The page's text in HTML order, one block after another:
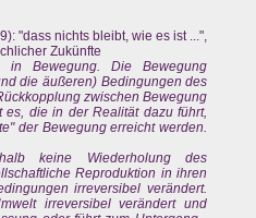
"dass nichts bleibt, wie es ist ...",
Zukünfte
in Bewegung. Die Bewegung
die äußeren) Bedingungen des
zwischen Bewegung
es, die in der Realität dazu führt,
der Bewegung erreicht werden.
keine Wiederholung des
Reproduktion in ihren
irreversibel verändert.
irreversibel verändert und